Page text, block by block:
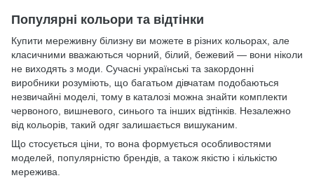
Популярні кольори та відтінки
Купити мереживну білизну ви можете в різних кольорах, але
класичними вважаються чорний, білий, бежевий — вони ніколи
не виходять з моди. Сучасні українські та закордонні
виробники розуміють, що багатьом дівчатам подобаються
незвичайні моделі, тому в каталозі можна знайти комплекти
червоного, вишневого, синього та інших відтінків. Незалежно
від кольорів, такий одяг залишається вишуканим.
Що стосується ціни, то вона формується особливостями
моделей, популярністю брендів, а також якістю і кількістю
мережива.